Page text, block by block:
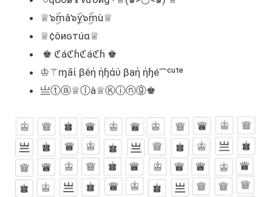
♕๖ۣۜmâ๖ۣۜy๖ۣۜmù♕
♕¢ôиɢтúα♕
♚ ℭáℭɦℭáℭɦ ♚
♔⚚ɱãί βêή ήɧάύ βạή ήɧé⁀ᶜᵘᵗᵉ
亗ⓣⓐ♕ⓛà♕Ⓚⓘⓝⓖ♚